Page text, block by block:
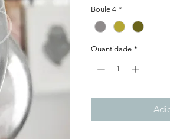
Boule 4 *
Quantidade *